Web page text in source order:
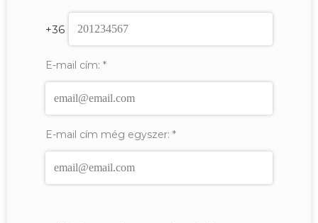
+36
E-mail cím: *
E-mail cím még egyszer: *